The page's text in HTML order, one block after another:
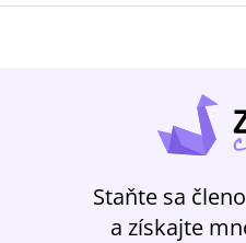
Staňte sa
a získajte